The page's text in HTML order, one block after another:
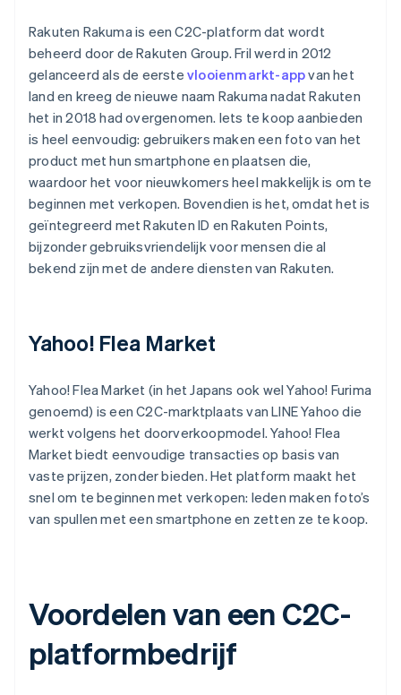
Rakuten Rakuma is een C2C-platform dat wordt
beheerd door de Rakuten Group. Fril werd in 2012
gelanceerd als de eerste vlooienmarkt-appvan het
land en kreeg de nieuwe naam Rakuma nadat Rakuten
het in 2018 had overgenomen. Iets te koop aanbieden
is heel eenvoudig: gebruikers maken een foto van het
product met hun smartphone en plaatsen die,
waardoor het voor nieuwkomers heel makkelijk is om te
beginnen met verkopen. Bovendien is het, omdat het is
geïntegreerd met Rakuten ID en Rakuten Points,
bijzonder gebruiksvriendelijk voor mensen die al
bekend zijn met de andere diensten van Rakuten.
Yahoo! Flea Market
Yahoo! Flea Market (in het Japans ook wel Yahoo! Furima
genoemd) is een C2C-marktplaats van LINE Yahoo die
werkt volgens het doorverkoopmodel. Yahoo! Flea
Market biedt eenvoudige transacties op basis van
vaste prijzen, zonder bieden. Het platform maakt het
snel om te beginnen met verkopen: leden maken foto’s
van spullen met een smartphone en zetten ze te koop.
Voordelen van een C2C-
platformbedrijf